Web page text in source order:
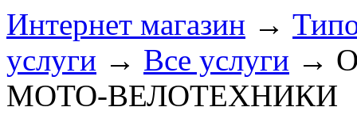
Интернет магазин →
услуги → Все услуги →
МОТО-ВЕЛОТЕХНИКИ